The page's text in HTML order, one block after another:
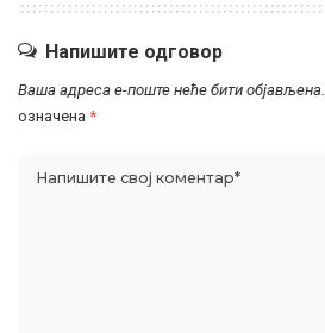
Напишите одговор
Ваша адреса е-поште неће бити објављена.
означена *